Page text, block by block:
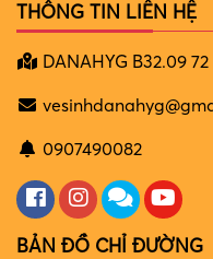
THÔNG TIN LIÊN HỆ
DANAHYG B32.09
0907490082
BẢN ĐỒ CHỈ ĐƯỜNG